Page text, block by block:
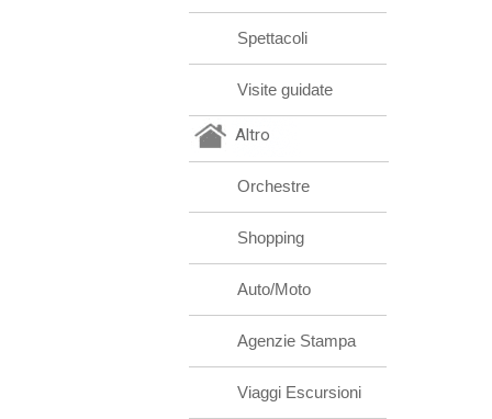
Spettacoli
Visite guidate
Altro
Orchestre
Shopping
Auto/Moto
Agenzie Stampa
Viaggi Escursioni